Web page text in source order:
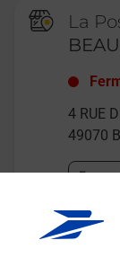
La
4 RUE
49070
En
Malin !